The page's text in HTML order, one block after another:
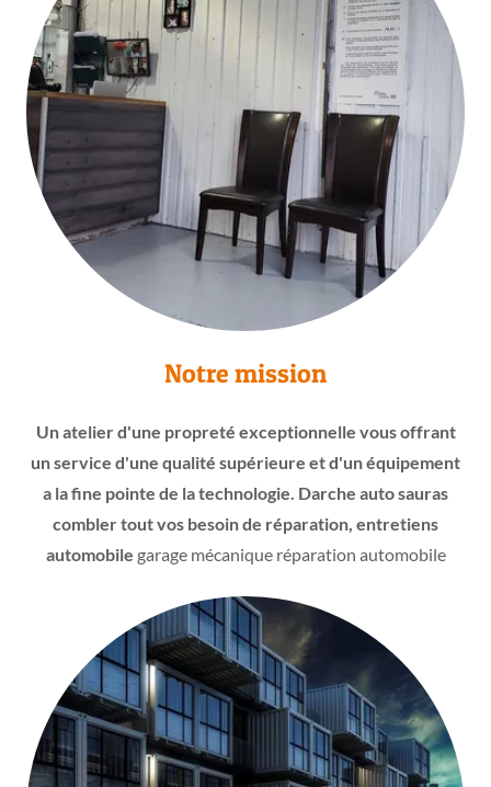
Notre mission
Un atelier d'une propreté exceptionnelle vous offrant
un service d'une qualité supérieure et d'un équipement
a la fine pointe de la technologie. Darche auto sauras
combler tout vos besoin de réparation, entretiens
automobile garage mécanique réparation automobile